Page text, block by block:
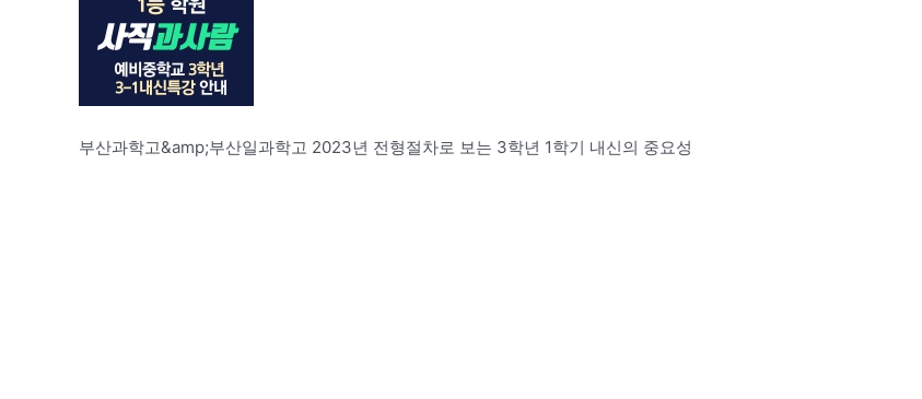
부산과학고&amp;부산일과학고 2023년 전형절차로 보는 3학년 1학기 내신의 중요성